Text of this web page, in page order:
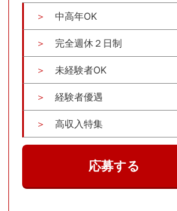
中高年OK
完全週休２日制
未経験者OK
経験者優遇
高収入特集